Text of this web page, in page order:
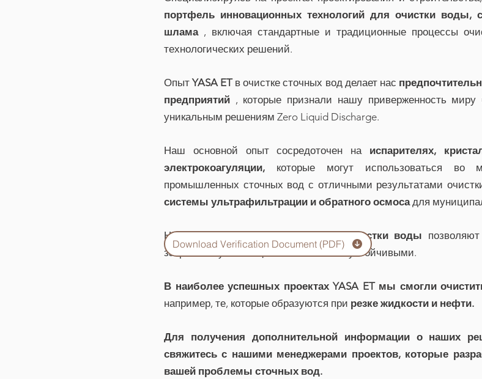
портфель инновационных технологий для очистки воды,
шлама, включая стандартные и традиционные процессы
технологических решений.
ОпытYASA ETв очистке сточных вод делает нас
предприятий , которые признали нашу приверженность
уникальным решениям Zero Liquid Discharge.
Наш основной опыт сосредоточен на испарителях,
электрокоагуляции, которые могут использоваться во
промышленных сточных вод с отличными результатами
системы ультрафильтрации и обратного осмосадля
Нашигибкие решения в области очистки воды
затраты на утилизацию и стать более устойчивыми.
В наиболее успешных проектах YASA ET мы смогли
например, те, которые образуются при резке жидкости и нефти.
Для получения дополнительной информации о наших
свяжитесь с нашими менеджерами проектов, которые
вашей проблемы сточных вод.
Download Verification Document (PDF)